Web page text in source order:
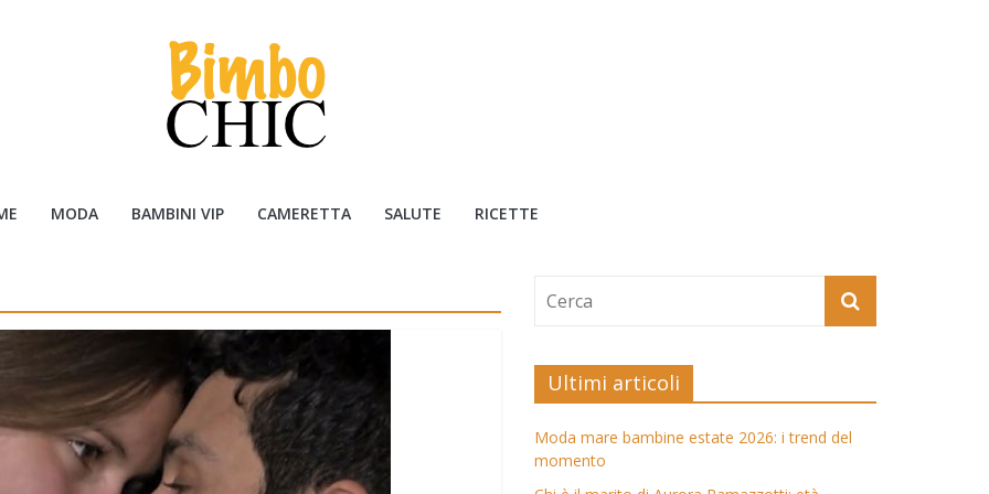
MODA BAMBINI VIP CAMERETTA SALUTE RICETTE
Ultimi articoli
Moda mare bambine estate 2026: i trend del
momento